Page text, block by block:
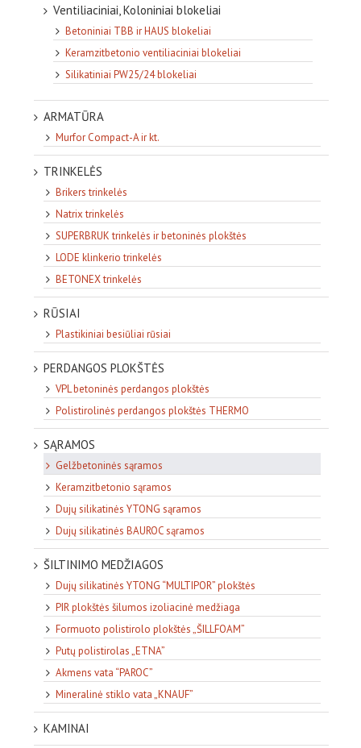
Ventiliaciniai, Koloniniai blokeliai
Betoniniai TBB ir HAUS blokeliai
Keramzitbetonio ventiliaciniai blokeliai
Silikatiniai PW25/24 blokeliai
ARMATŪRA
Murfor Compact-A ir kt.
TRINKELĖS
Brikers trinkelės
Natrix trinkelės
SUPERBRUK trinkelės ir betoninės plokštės
LODE klinkerio trinkelės
BETONEX trinkelės
RŪSIAI
Plastikiniai besiūliai rūsiai
PERDANGOS PLOKŠTĖS
VPL betoninės perdangos plokštės
Polistirolinės perdangos plokštės THERMO
SĄRAMOS
Gelžbetoninės sąramos
Keramzitbetonio sąramos
Dujų silikatinės YTONG sąramos
Dujų silikatinės BAUROC sąramos
ŠILTINIMO MEDŽIAGOS
Dujų silikatinės YTONG “MULTIPOR” plokštės
PIR plokštės šilumos izoliacinė medžiaga
Formuoto polistirolo plokštės „ŠILLFOAM”
Putų polistirolas „ETNA”
Akmens vata “PAROC”
Mineralinė stiklo vata „KNAUF”
KAMINAI